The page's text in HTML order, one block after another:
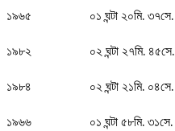
১৯৬৫ ০১ ঘন্টা ২০মি. ৩৭সে.
১৯৮২ ০২ ঘন্টা ২৭মি. ৪৫সে.
১৯৮৪ ০২ ঘন্টা ২১মি. ০৪সে.
১৯৬৬ ০১ ঘন্টা ৫৮মি. ৩১সে.